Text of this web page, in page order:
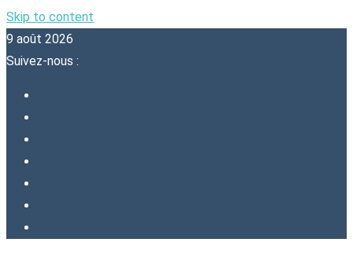
Skip to content
9 août 2026
Suivez-nous :